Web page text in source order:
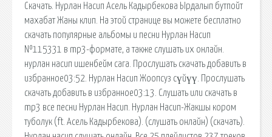
Скачать. Нурлан Насип Асель Кадырбекова Ырдалып бутпойт
махабат Жаны клип. На этой странице вы можете бесплатно
скачать популярные альбомы и песни Нурлан Насип
№115331 в mp3-формате, а также слушать их онлайн.
нурлан насип ишенбейм сага. Прослушать скачать добавить в
избранное03:52. Нурлан Насип Жоопсуз сүйүү. Прослушать
скачать добавить в избранное03:13. Слушать или скачать в
mp3 все песни Нурлан Насип. Нурлан Насип-Жакшы кором
туболук (ft. Асель Кадырбекова). (слушать онлайн) (скачать).